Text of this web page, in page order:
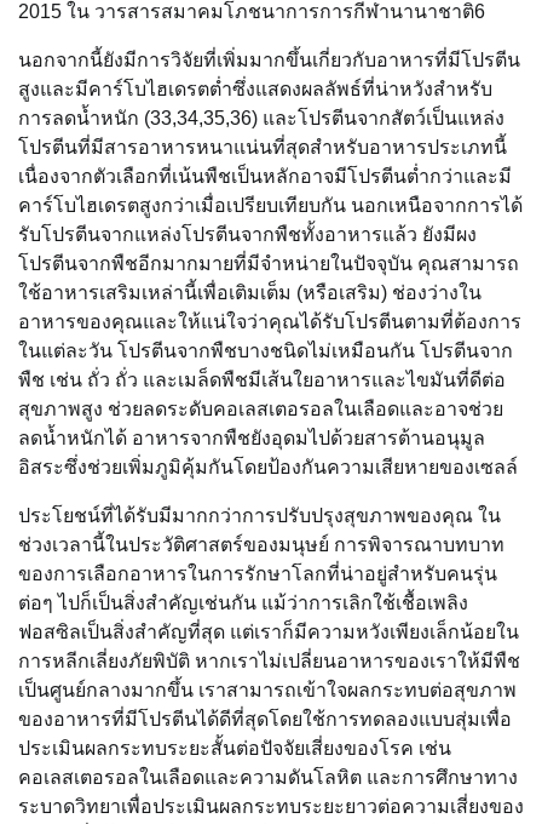
2015 ใน วารสารสมาคมโภชนาการการกีฬานานาชาติ6
นอกจากนี้ยังมีการวิจัยที่เพิ่มมากขึ้นเกี่ยวกับอาหารที่มีโปรตีน
สูงและมีคาร์โบไฮเดรตต่ำซึ่งแสดงผลลัพธ์ที่น่าหวังสำหรับ
การลดน้ำหนัก (33,34,35,36) และโปรตีนจากสัตว์เป็นแหล่ง
โปรตีนที่มีสารอาหารหนาแน่นที่สุดสำหรับอาหารประเภทนี้
เนื่องจากตัวเลือกที่เน้นพืชเป็นหลักอาจมีโปรตีนต่ำกว่าและมี
คาร์โบไฮเดรตสูงกว่าเมื่อเปรียบเทียบกัน นอกเหนือจากการได้
รับโปรตีนจากแหล่งโปรตีนจากพืชทั้งอาหารแล้ว ยังมีผง
โปรตีนจากพืชอีกมากมายที่มีจำหน่ายในปัจจุบัน คุณสามารถ
ใช้อาหารเสริมเหล่านี้เพื่อเติมเต็ม (หรือเสริม) ช่องว่างใน
อาหารของคุณและให้แน่ใจว่าคุณได้รับโปรตีนตามที่ต้องการ
ในแต่ละวัน โปรตีนจากพืชบางชนิดไม่เหมือนกัน โปรตีนจาก
พืช เช่น ถั่ว ถั่ว และเมล็ดพืชมีเส้นใยอาหารและไขมันที่ดีต่อ
สุขภาพสูง ช่วยลดระดับคอเลสเตอรอลในเลือดและอาจช่วย
ลดน้ำหนักได้ อาหารจากพืชยังอุดมไปด้วยสารต้านอนุมูล
อิสระซึ่งช่วยเพิ่มภูมิคุ้มกันโดยป้องกันความเสียหายของเซลล์
ประโยชน์ที่ได้รับมีมากกว่าการปรับปรุงสุขภาพของคุณ ใน
ช่วงเวลานี้ในประวัติศาสตร์ของมนุษย์ การพิจารณาบทบาท
ของการเลือกอาหารในการรักษาโลกที่น่าอยู่สำหรับคนรุ่น
ต่อๆ ไปก็เป็นสิ่งสำคัญเช่นกัน แม้ว่าการเลิกใช้เชื้อเพลิง
ฟอสซิลเป็นสิ่งสำคัญที่สุด แต่เราก็มีความหวังเพียงเล็กน้อยใน
การหลีกเลี่ยงภัยพิบัติ หากเราไม่เปลี่ยนอาหารของเราให้มีพืช
เป็นศูนย์กลางมากขึ้น เราสามารถเข้าใจผลกระทบต่อสุขภาพ
ของอาหารที่มีโปรตีนได้ดีที่สุดโดยใช้การทดลองแบบสุ่มเพื่อ
ประเมินผลกระทบระยะสั้นต่อปัจจัยเสี่ยงของโรค เช่น
คอเลสเตอรอลในเลือดและความดันโลหิต และการศึกษาทาง
ระบาดวิทยาเพื่อประเมินผลกระทบระยะยาวต่อความเสี่ยงของ